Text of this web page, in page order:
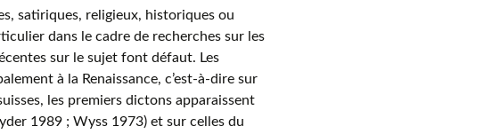
satiriques, religieux, historiques ou
dans le cadre de recherches sur les
sur le sujet font défaut. Les
à la Renaissance, c’est-à-dire sur
les premiers dictons apparaissent
1989 ; Wyss 1973) et sur celles du